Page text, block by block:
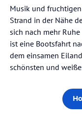
Musik und
Strand in der Nähe
sich nach mehr
ist eine Bootsfahrt
dem einsamen
schönsten und